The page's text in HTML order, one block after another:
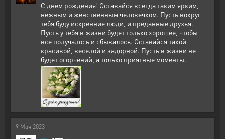
С днем рождения! Оставайся всегда таким ярким,
нежным и женственным человечком. Пусть вокруг
тебя буду искренние люди, и преданные друзья.
Пусть у тебя в жизни будет только хорошее, чтобы
все получалось и сбывалось. Оставайся такой
красивой, веселой и задорной. Пусть в жизни не
будет огорчений, а только приятные моменты.
9 Мая 2023